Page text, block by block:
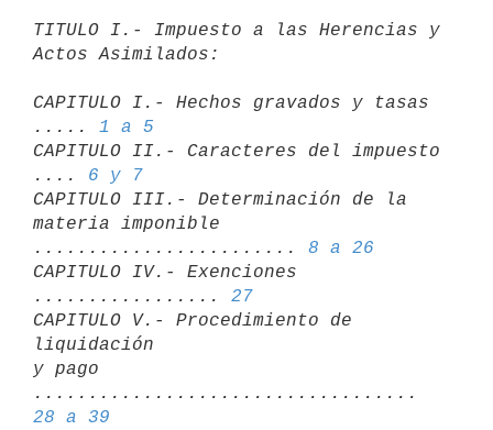
TITULO I.- Impuesto a las Herencias y
Actos Asimilados:
CAPITULO I.- Hechos gravados y tasas
..... 1 a 5
CAPITULO II.- Caracteres del impuesto
.... 6 y 7
CAPITULO III.- Determinación de la
materia imponible
........................ 8 a 26
CAPITULO IV.- Exenciones
................. 27
CAPITULO V.- Procedimiento de
liquidación
y pago
28 a 39